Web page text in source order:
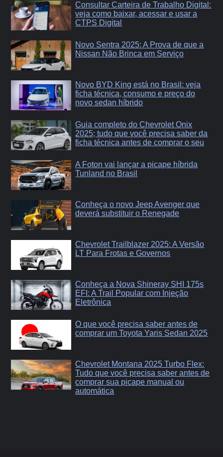
Consultar Carteira de Trabalho Digital:
veja como baixar, acessar e usar a
CTPS Digital
Novo Sentra 2025: A Prova de que a
Nissan Não Brinca em Serviço
Novo BYD King está no Brasil: veja
ficha técnica, consumo e preço do
novo sedan híbrido
Guia completo do Chevrolet Onix
2025; tudo que você precisa saber da
ficha técnica antes de comprar o seu
A Foton vai lançar a picape híbrida
Tunland no Brasil
Conheça o novo Jeep Avenger que
deverá substituir o Renegade
Chevrolet Trailblazer 2025: A Versão
LT Para Frotas e Governos
Conheça a Nova Shineray SHI 175s
EFI: A Trail Popular com Injeção
Eletrônica
O que você precisa saber antes de
comprar um Toyota Yaris Sedan 2025
Chevrolet Montana 2025 Turbo Flex:
Tudo que você precisa saber antes de
comprar sua picape manual ou
automática